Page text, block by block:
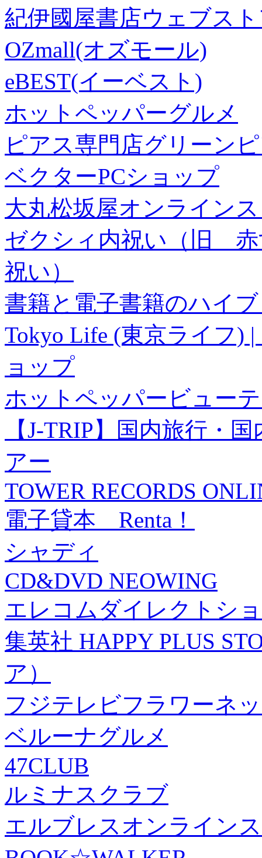
紀伊國屋書店ウェブス
OZmall(オズモール)
eBEST(イーベスト)
ホットペッパーグルメ
ピアス専門店グリーン
ベクターPCショップ
大丸松坂屋オンライン
ゼクシィ内祝い（旧 赤
祝い）
書籍と電子書籍のハイ
Tokyo Life (東京ライフ)
ョップ
ホットペッパービュー
【J-TRIP】国内旅行・
アー
TOWER RECORDS
電子貸本 Renta！
シャディ
CD&DVD NEOWING
エレコムダイレクトシ
集英社 HAPPY PLUS
ア）
フジテレビフラワーネ
ベルーナグルメ
47CLUB
ルミナスクラブ
エルブレスオンライン